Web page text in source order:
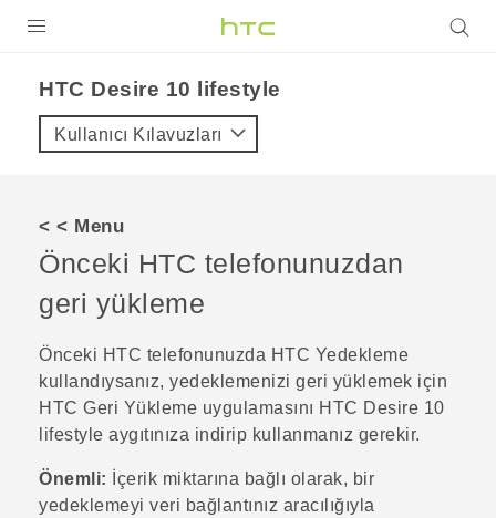
VIVE
VIVERSE
DESTEK
HTC Desire 10 lifestyle‎
Kullanıcı Kılavuzları
< < Menu
Önceki HTC telefonunuzdan
geri yükleme
Önceki HTC telefonunuzda HTC Yedekleme
kullandıysanız, yedeklemenizi geri yüklemek için
HTC Geri Yükleme uygulamasını HTC Desire 10
lifestyle aygıtınıza indirip kullanmanız gerekir.
Önemli: İçerik miktarına bağlı olarak, bir
yedeklemeyi veri bağlantınız aracılığıyla